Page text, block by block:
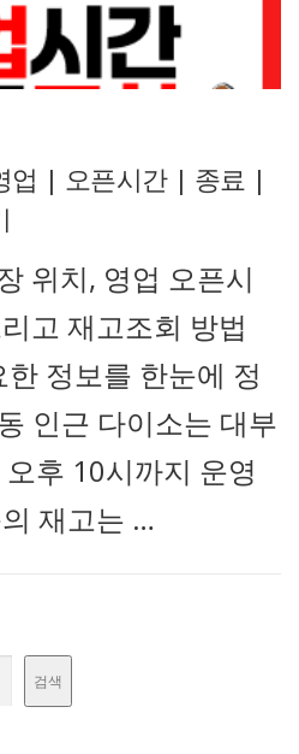
업 | 오픈시간 | 종료 |
위치, 영업 오픈시
고 재고조회 방법
정보를 한눈에 정
인근 다이소는 대부
후 10시까지 운영
재고는 …
검색